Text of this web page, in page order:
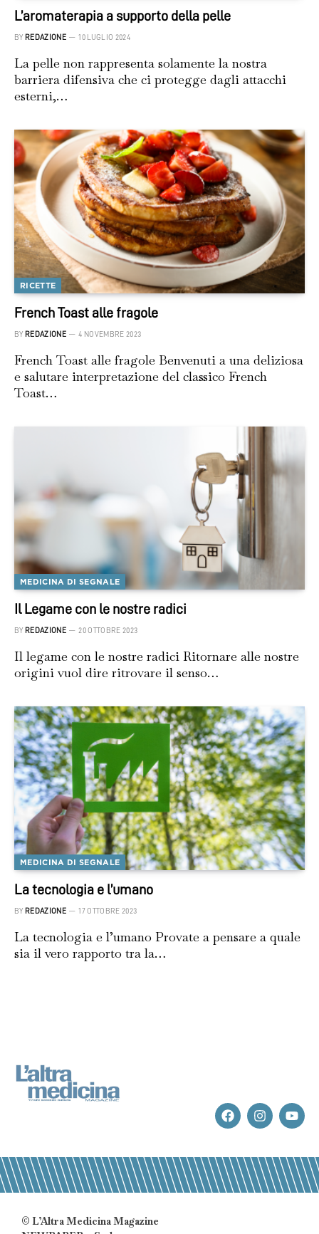
L’aromaterapia a supporto della pelle
BY REDAZIONE 10 LUGLIO 2024
La pelle non rappresenta solamente la nostra
barriera difensiva che ci protegge dagli attacchi
esterni,…
RICETTE
French Toast alle fragole
BY REDAZIONE 4 NOVEMBRE 2023
French Toast alle fragole Benvenuti a una deliziosa
e salutare interpretazione del classico French
Toast…
MEDICINA DI SEGNALE
Il Legame con le nostre radici
BY REDAZIONE 20 OTTOBRE 2023
Il legame con le nostre radici Ritornare alle nostre
origini vuol dire ritrovare il senso…
MEDICINA DI SEGNALE
La tecnologia e l’umano
BY REDAZIONE 17 OTTOBRE 2023
La tecnologia e l’umano Provate a pensare a quale
sia il vero rapporto tra la…
© L’Altra Medicina Magazine